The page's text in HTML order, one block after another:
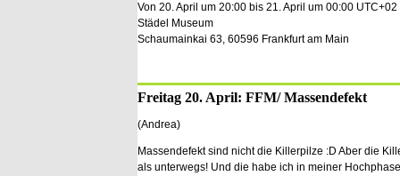
Von 20. April um 20:00 bis 21. April um 00:00 UTC+02
Städel Museum
Schaumainkai 63, 60596 Frankfurt am Main
Freitag 20. April: FFM/ Massendefekt
(Andrea)
Massendefekt sind nicht die Killerpilze :D Aber die
als unterwegs! Und die habe ich in meiner